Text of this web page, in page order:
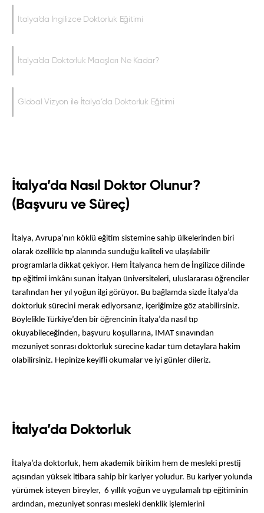
İtalya’da İngilizce Doktorluk Eğitimi
İtalya’da Doktorluk Maaşları Ne Kadar?
Global Vizyon ile İtalya’da Doktorluk Eğitimi
İtalya’da Nasıl Doktor Olunur?
(Başvuru ve Süreç)
İtalya, Avrupa’nın köklü eğitim sistemine sahip ülkelerinden biri
olarak özellikle tıp alanında sunduğu kaliteli ve ulaşılabilir
programlarla dikkat çekiyor. Hem İtalyanca hem de İngilizce dilinde
tıp eğitimi imkânı sunan İtalyan üniversiteleri, uluslararası öğrenciler
tarafından her yıl yoğun ilgi görüyor. Bu bağlamda sizde İtalya’da
doktorluk sürecini merak ediyorsanız, içeriğimize göz atabilirsiniz.
Böylelikle Türkiye’den bir öğrencinin İtalya’da nasıl tıp
okuyabileceğinden, başvuru koşullarına, IMAT sınavından
mezuniyet sonrası doktorluk sürecine kadar tüm detaylara hakim
olabilirsiniz. Hepinize keyifli okumalar ve iyi günler dileriz.
İtalya’da Doktorluk
İtalya’da doktorluk, hem akademik birikim hem de mesleki prestij
açısından yüksek itibara sahip bir kariyer yoludur. Bu kariyer yolunda
yürümek isteyen bireyler,  6 yıllık yoğun ve uygulamalı tıp eğitiminin
ardından, mezuniyet sonrası mesleki denklik işlemlerini